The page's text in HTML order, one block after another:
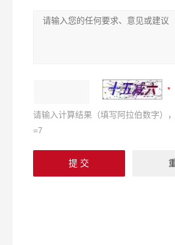
请输入计算结果（填写阿拉伯数字）
=7